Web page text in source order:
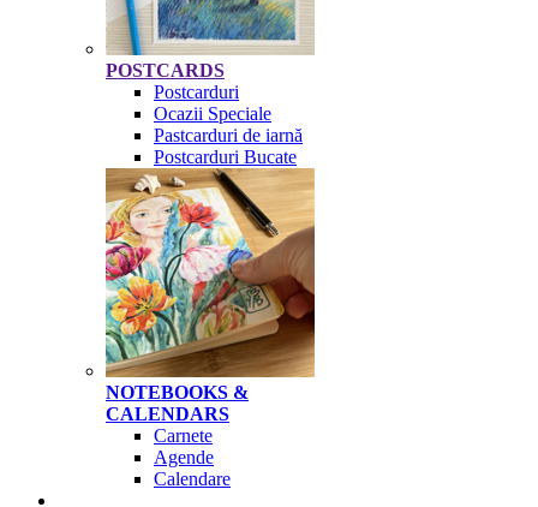
POSTCARDS
Postcarduri
Ocazii Speciale
Pastcarduri de iarnă
Postcarduri Bucate
NOTEBOOKS &
CALENDARS
Carnete
Agende
Calendare